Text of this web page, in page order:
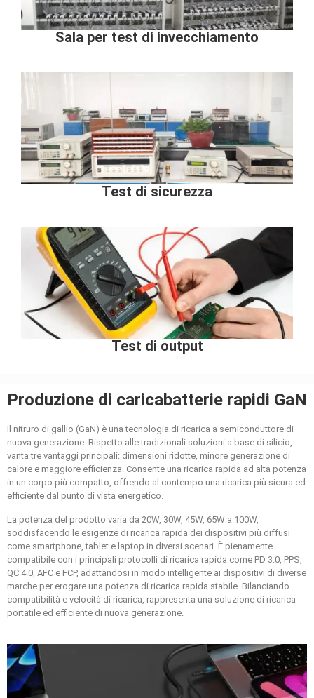
Sala per test di invecchiamento
Test di sicurezza
Test di output
Produzione di caricabatterie rapidi GaN
Il nitruro di gallio (GaN) è una tecnologia di ricarica a semiconduttore di
nuova generazione. Rispetto alle tradizionali soluzioni a base di silicio,
vanta tre vantaggi principali: dimensioni ridotte, minore generazione di
calore e maggiore efficienza. Consente una ricarica rapida ad alta potenza
in un corpo più compatto, offrendo al contempo una ricarica più sicura ed
efficiente dal punto di vista energetico.
La potenza del prodotto varia da 20W, 30W, 45W, 65W a 100W,
soddisfacendo le esigenze di ricarica rapida dei dispositivi più diffusi
come smartphone, tablet e laptop in diversi scenari. È pienamente
compatibile con i principali protocolli di ricarica rapida come PD 3.0, PPS,
QC 4.0, AFC e FCP, adattandosi in modo intelligente ai dispositivi di diverse
marche per erogare una potenza di ricarica rapida stabile. Bilanciando
compatibilità e velocità di ricarica, rappresenta una soluzione di ricarica
portatile ed efficiente di nuova generazione.